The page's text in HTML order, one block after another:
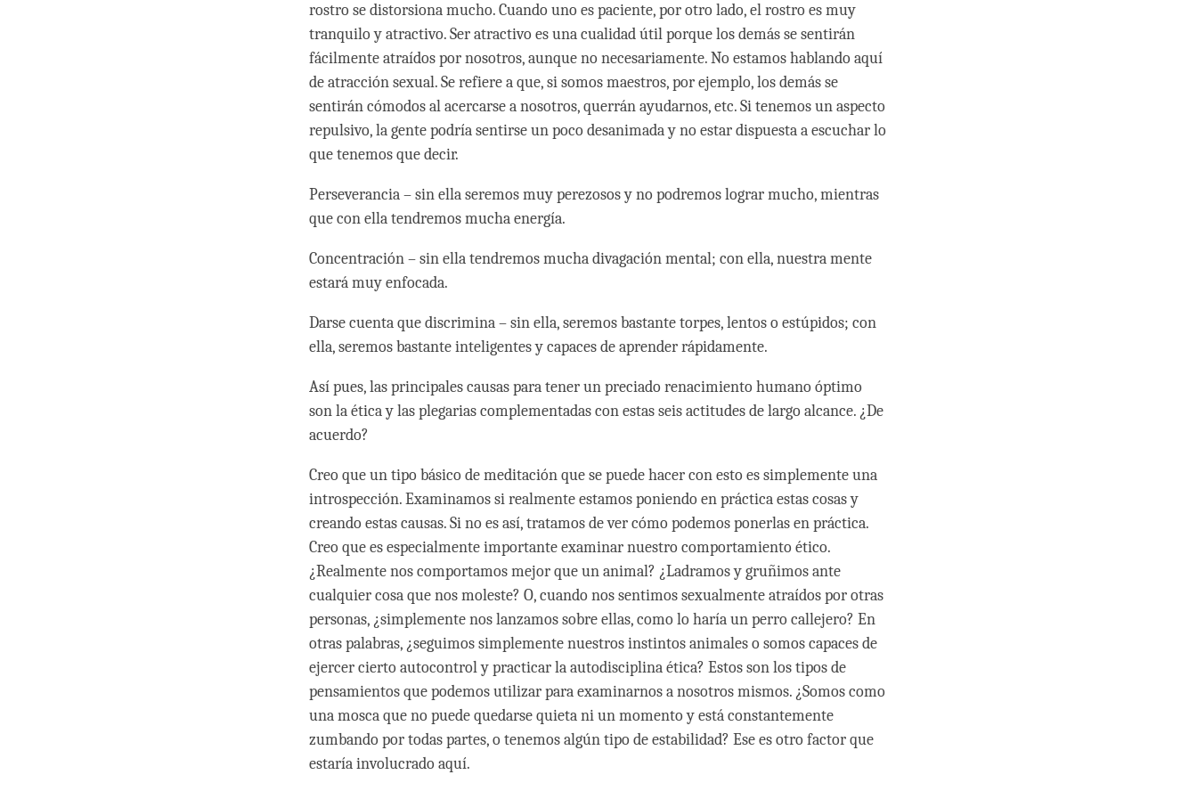
rostro se distorsiona mucho. Cuando uno es paciente, por otro lado, el rostro es muy
tranquilo y atractivo. Ser atractivo es una cualidad útil porque los demás se sentirán
fácilmente atraídos por nosotros, aunque no necesariamente. No estamos hablando aquí
de atracción sexual. Se refiere a que, si somos maestros, por ejemplo, los demás se
sentirán cómodos al acercarse a nosotros, querrán ayudarnos, etc. Si tenemos un aspecto
repulsivo, la gente podría sentirse un poco desanimada y no estar dispuesta a escuchar lo
que tenemos que decir.
Perseverancia – sin ella seremos muy perezosos y no podremos lograr mucho, mientras
que con ella tendremos mucha energía.
Concentración – sin ella tendremos mucha divagación mental; con ella, nuestra mente
estará muy enfocada.
Darse cuenta que discrimina – sin ella, seremos bastante torpes, lentos o estúpidos; con
ella, seremos bastante inteligentes y capaces de aprender rápidamente.
Así pues, las principales causas para tener un preciado renacimiento humano óptimo
son la ética y las plegarias complementadas con estas seis actitudes de largo alcance. ¿De
acuerdo?
Creo que un tipo básico de meditación que se puede hacer con esto es simplemente una
introspección. Examinamos si realmente estamos poniendo en práctica estas cosas y
creando estas causas. Si no es así, tratamos de ver cómo podemos ponerlas en práctica.
Creo que es especialmente importante examinar nuestro comportamiento ético.
¿Realmente nos comportamos mejor que un animal? ¿Ladramos y gruñimos ante
cualquier cosa que nos moleste? O, cuando nos sentimos sexualmente atraídos por otras
personas, ¿simplemente nos lanzamos sobre ellas, como lo haría un perro callejero? En
otras palabras, ¿seguimos simplemente nuestros instintos animales o somos capaces de
ejercer cierto autocontrol y practicar la autodisciplina ética? Estos son los tipos de
pensamientos que podemos utilizar para examinarnos a nosotros mismos. ¿Somos como
una mosca que no puede quedarse quieta ni un momento y está constantemente
zumbando por todas partes, o tenemos algún tipo de estabilidad? Ese es otro factor que
estaría involucrado aquí.